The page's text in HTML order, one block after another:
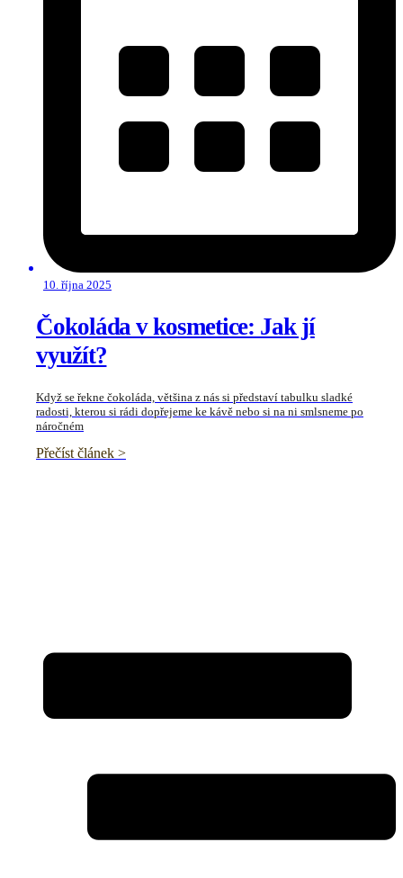
10. října 2025
Čokoláda v kosmetice: Jak jí
využít?
Když se řekne čokoláda, většina z nás si představí tabulku sladké
radosti, kterou si rádi dopřejeme ke kávě nebo si na ni smlsneme po
náročném
Přečíst článek >